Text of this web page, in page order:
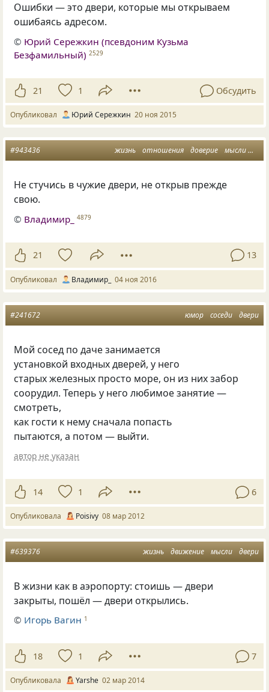
Ошибки — это двери, которые мы открываем
ошибаясь адресом.
© Юрий Сережкин (псевдоним Кузьма
Безфамильный) 2529
21 1 Обсудить
Опубликовал Юрий Сережкин 20 ноя 2015
жизнь отношения доверие мысли
#943436
Не стучись в чужие двери, не открыв прежде
свою.
© Владимир_ 4879
21 13
Опубликовал Владимир_ 04 ноя 2016
юмор соседи двери
#241672
Мой сосед по даче занимается
установкой входных дверей, у него
старых железных просто море, он из них забор
соорудил. Теперь у него любимое занятие —
смотреть,
как гости к нему сначала попасть
пытаются, а потом — выйти.
автор не указан
14 1 6
Опубликовала Poisivy 08 мар 2012
жизнь движение мысли двери
#639376
В жизни как в аэропорту: стоишь — двери
закрыты, пошёл — двери открылись.
© Игорь Вагин 1
18 1 7
Опубликовала Yarshe 02 мар 2014